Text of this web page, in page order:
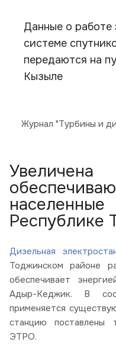
Данные о работе
системе
передаются на
Кызыле
Журнал "Турбины и
Республике
Дизельная
Тоджинском районе
обеспечивает
Адыр-Кеджик. В
применяется
станцию поставлены
ЭТРО.